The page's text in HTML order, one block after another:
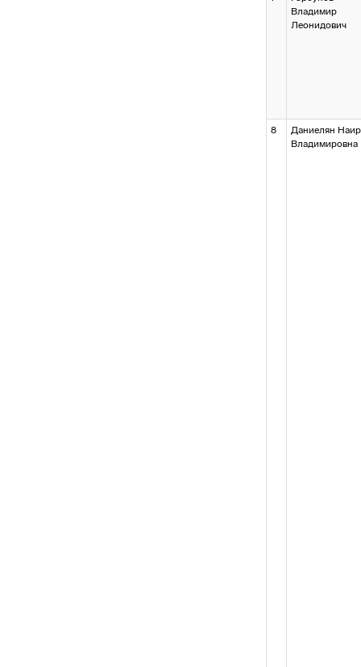
Владимир
Леонидович
8
Даниелян
Владимировна